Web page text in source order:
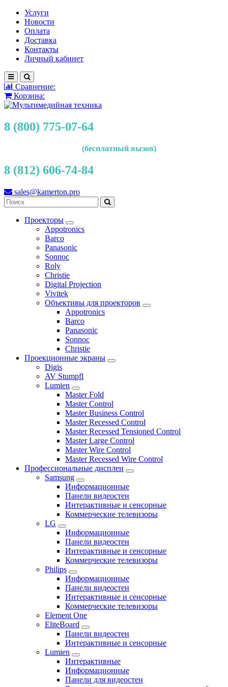
Услуги
Новости
Оплата
Доставка
Контакты
Личный кабинет
Сравнение:
Корзина:
8 (800) 775-07-64
(бесплатный вызов)
8 (812) 606-74-84
sales@kamerton.pro
Проекторы
Appotronics
Barco
Panasonic
Sonnoc
Roly
Christie
Digital Projection
Vivitek
Объективы для проекторов
Appotronics
Barco
Panasonic
Sonnoc
Сhristie
Проекционные экраны
Digis
AV Stumpfl
Lumien
Master Fold
Master Control
Master Business Control
Master Recessed Control
Master Recessed Tensioned Control
Master Large Control
Master Wire Control
Master Recessed Wire Control
Профессиональные дисплеи
Samsung
Информационные
Панели видеостен
Интерактивные и сенсорные
Коммерческие телевизоры
LG
Информационные
Панели видеостен
Интерактивные и сенсорные
Коммерческие телевизоры
Philips
Информационные
Панели видеостен
Интерактивные и сенсорные
Коммерческие телевизоры
Element One
EliteBoard
Панели видеостен
Интерактивные и сенсорные
Lumien
Интерактивные
Информационные
Панели для видеостен